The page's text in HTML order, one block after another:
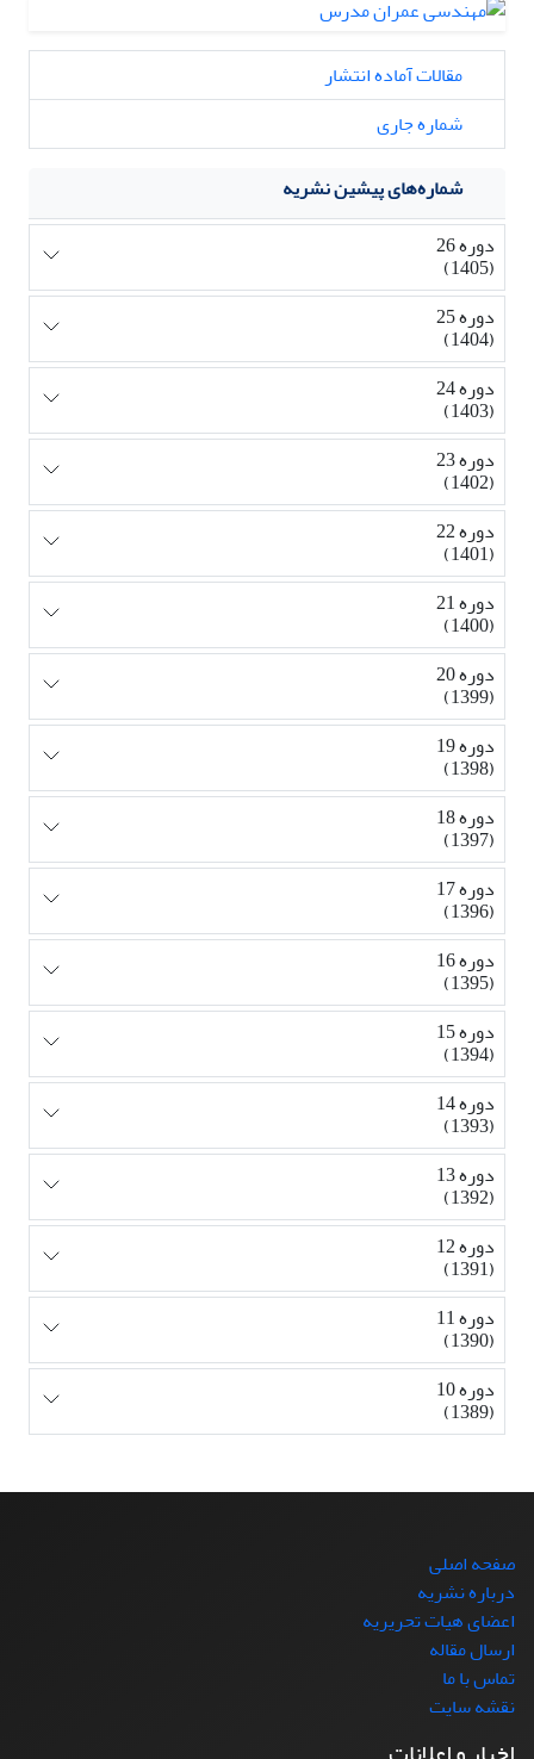
مقالات آماده انتشار
شماره جاری
شماره‌های پیشین نشریه
دوره 26
(1405)
دوره 25
(1404)
دوره 24
(1403)
دوره 23
(1402)
دوره 22
(1401)
دوره 21
(1400)
دوره 20
(1399)
دوره 19
(1398)
دوره 18
(1397)
دوره 17
(1396)
دوره 16
(1395)
دوره 15
(1394)
دوره 14
(1393)
دوره 13
(1392)
دوره 12
(1391)
دوره 11
(1390)
دوره 10
(1389)
صفحه اصلی
درباره نشریه
اعضای هیات تحریریه
ارسال مقاله
تماس با ما
نقشه سایت